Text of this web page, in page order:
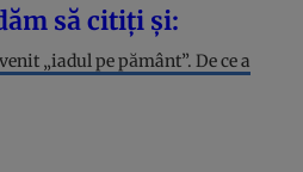
să citiți și:
„iadul pe pământ”. De ce a